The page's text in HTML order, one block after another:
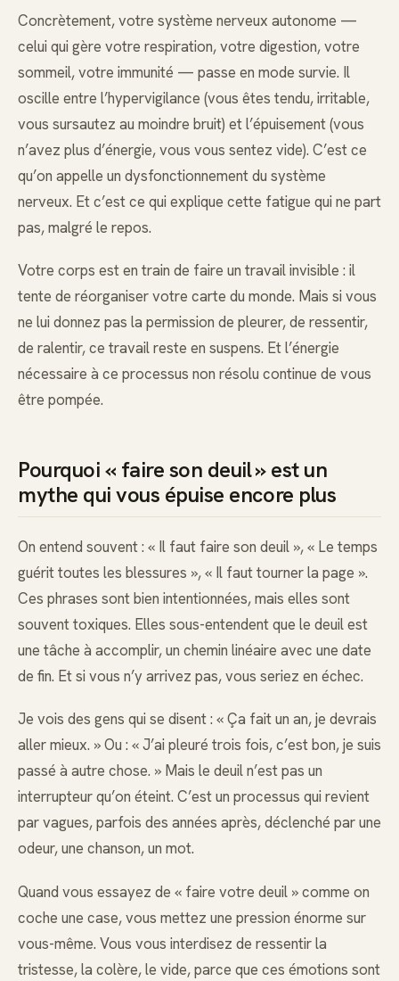
Concrètement, votre système nerveux autonome —
celui qui gère votre respiration, votre digestion, votre
sommeil, votre immunité — passe en mode survie. Il
oscille entre l’hypervigilance (vous êtes tendu, irritable,
vous sursautez au moindre bruit) et l’épuisement (vous
n’avez plus d’énergie, vous vous sentez vide). C’est ce
qu’on appelle un dysfonctionnement du système
nerveux. Et c’est ce qui explique cette fatigue qui ne part
pas, malgré le repos.
Votre corps est en train de faire un travail invisible : il
tente de réorganiser votre carte du monde. Mais si vous
ne lui donnez pas la permission de pleurer, de ressentir,
de ralentir, ce travail reste en suspens. Et l’énergie
nécessaire à ce processus non résolu continue de vous
être pompée.
Pourquoi « faire son deuil » est un
mythe qui vous épuise encore plus
On entend souvent : « Il faut faire son deuil », « Le temps
guérit toutes les blessures », « Il faut tourner la page ».
Ces phrases sont bien intentionnées, mais elles sont
souvent toxiques. Elles sous-entendent que le deuil est
une tâche à accomplir, un chemin linéaire avec une date
de fin. Et si vous n’y arrivez pas, vous seriez en échec.
Je vois des gens qui se disent : « Ça fait un an, je devrais
aller mieux. » Ou : « J’ai pleuré trois fois, c’est bon, je suis
passé à autre chose. » Mais le deuil n’est pas un
interrupteur qu’on éteint. C’est un processus qui revient
par vagues, parfois des années après, déclenché par une
odeur, une chanson, un mot.
Quand vous essayez de « faire votre deuil » comme on
coche une case, vous mettez une pression énorme sur
vous-même. Vous vous interdisez de ressentir la
tristesse, la colère, le vide, parce que ces émotions sont